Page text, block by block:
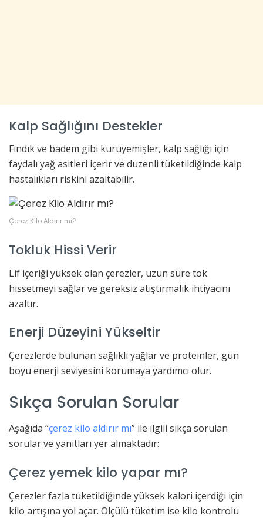
Kalp Sağlığını Destekler
Fındık ve badem gibi kuruyemişler, kalp sağlığı için
faydalı yağ asitleri içerir ve düzenli tüketildiğinde kalp
hastalıkları riskini azaltabilir.
Çerez Kilo Aldırır mı?
Tokluk Hissi Verir
Lif içeriği yüksek olan çerezler, uzun süre tok
hissetmeyi sağlar ve gereksiz atıştırmalık ihtiyacını
azaltır.
Enerji Düzeyini Yükseltir
Çerezlerde bulunan sağlıklı yağlar ve proteinler, gün
boyu enerji seviyesini korumaya yardımcı olur.
Sıkça Sorulan Sorular
Aşağıda “çerez kilo aldırır mı” ile ilgili sıkça sorulan
sorular ve yanıtları yer almaktadır:
Çerez yemek kilo yapar mı?
Çerezler fazla tüketildiğinde yüksek kalori içerdiği için
kilo artışına yol açar. Ölçülü tüketim ise kilo kontrolü